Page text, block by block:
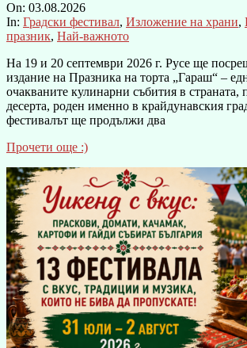
On: 03.08.2026
In: Градски фестивал, Изложение на храни,
празник, Най-важното
На 19 и 20 септември 2026 г. Русе ще
издание на Празника на торта „Гараш“ –
очакваните кулинарни събития в страната,
десерта, роден именно в крайдунавския
фестивалът ще продължи два
Прочети още :)